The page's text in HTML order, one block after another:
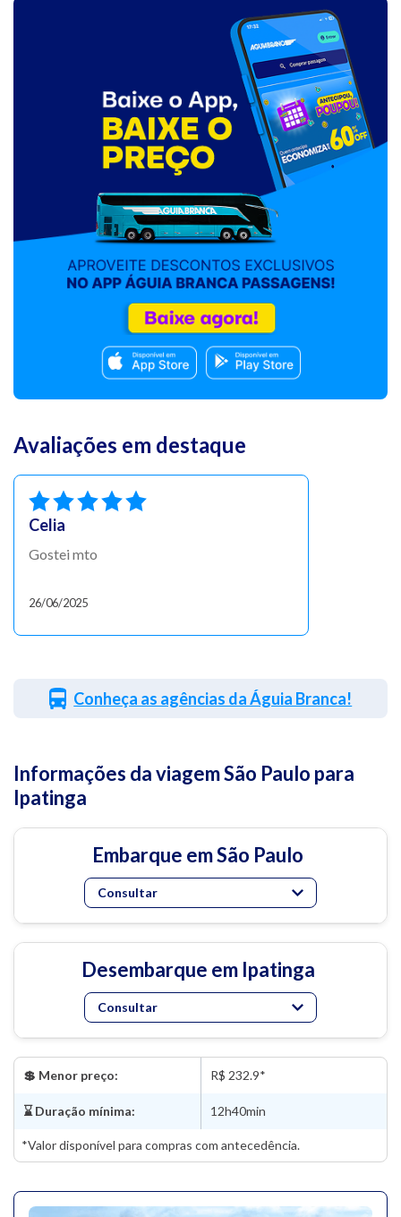
Avaliações em destaque
Celia
Gostei mto
26/06/2025
Conheça as agências da Águia Branca!
Informações da viagem São Paulo para
Ipatinga
Embarque em São Paulo
Consultar
Desembarque em Ipatinga
Consultar
💲 Menor preço: R$ 232.9*
⌛ Duração mínima: 12h40min
*Valor disponível para compras com antecedência.